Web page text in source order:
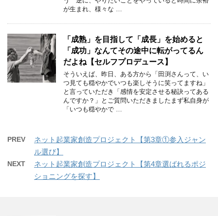
が生まれ、様々な …
「成熟」を目指して「成長」を始めると
「成功」なんてその途中に転がってるん
だよね【セルフプロデュース】
そういえば、昨日、ある方から「田渕さんって、い
つ見ても穏やかでいつも楽しそうに笑ってますね」
と言っていただき「感情を安定させる秘訣ってある
んですか？」とご質問いただきましたまず私自身が
「いつも穏やかで …
PREV
ネット起業家創造プロジェクト【第3章①参入ジャン
ル選び】
NEXT
ネット起業家創造プロジェクト【第4章選ばれるポジ
ショニングを探す】